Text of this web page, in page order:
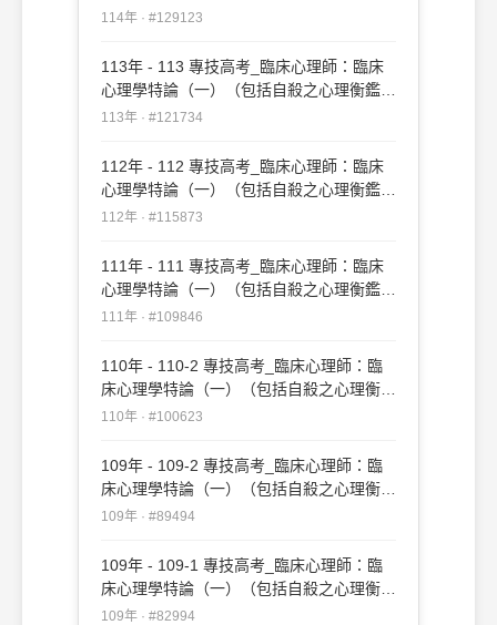
防治、暴力行為之心理衡鑑與心理治療、物
與適應障礙之心理衡鑑與心理治療）
#129123
114年 · #129123
113年 - 113 專技高考_臨床心理師：臨床
心理學特論（一）（包括自殺之心理衡鑑與
防治、暴力行為之心理衡鑑與心理治療、物
與適應障礙之心理衡鑑與心理治療）
#121734
113年 · #121734
112年 - 112 專技高考_臨床心理師：臨床
心理學特論（一）（包括自殺之心理衡鑑與
防治、暴力行為之心理衡鑑與心理治療、物
與適應障礙之心理衡鑑與心理治療）
#115873
112年 · #115873
111年 - 111 專技高考_臨床心理師：臨床
心理學特論（一）（包括自殺之心理衡鑑與
防治、暴力行為之心理衡鑑與心理治療、物
與適應障礙之心理衡鑑與心理治療）
#109846
111年 · #109846
110年 - 110-2 專技高考_臨床心理師：臨
床心理學特論（一）（包括自殺之心理衡鑑
與防治、暴力行為之心理衡鑑與心理治療、
格與適應障礙之心理衡鑑與心理治療）
#100623
110年 · #100623
109年 - 109-2 專技高考_臨床心理師：臨
床心理學特論（一）（包括自殺之心理衡鑑
與防治、暴力行為之心理衡鑑與心理治療、
格與適應障礙之心理衡鑑與心理治療）
#89494
109年 · #89494
109年 - 109-1 專技高考_臨床心理師：臨
床心理學特論（一）（包括自殺之心理衡鑑
與防治、暴力行為之心理衡鑑與心理治療、
109年 · #82994